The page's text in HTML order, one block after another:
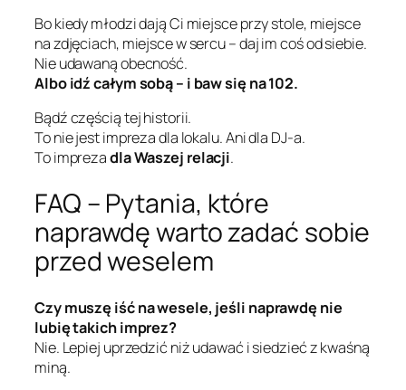
Bo kiedy młodzi dają Ci miejsce przy stole, miejsce
na zdjęciach, miejsce w sercu – daj im coś od siebie.
Nie udawaną obecność.
Albo idź całym sobą – i baw się na 102.
Bądź częścią tej historii.
To nie jest impreza dla lokalu. Ani dla DJ-a.
To imprezadla Waszej relacji.
FAQ – Pytania, które
naprawdę warto zadać sobie
przed weselem
Czy muszę iść na wesele, jeśli naprawdę nie
lubię takich imprez?
Nie. Lepiej uprzedzić niż udawać i siedzieć z kwaśną
miną.